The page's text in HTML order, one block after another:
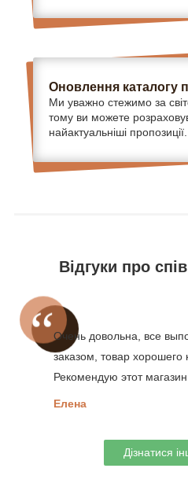
Оновлення каталогу
Ми уважно стежимо за
тому ви можете
найактуальніші пропозиції.
Відгуки про
Очень довольна, все
заказом, товар хорошего
Рекомендую этот магазин.
Елена
Дізнатися